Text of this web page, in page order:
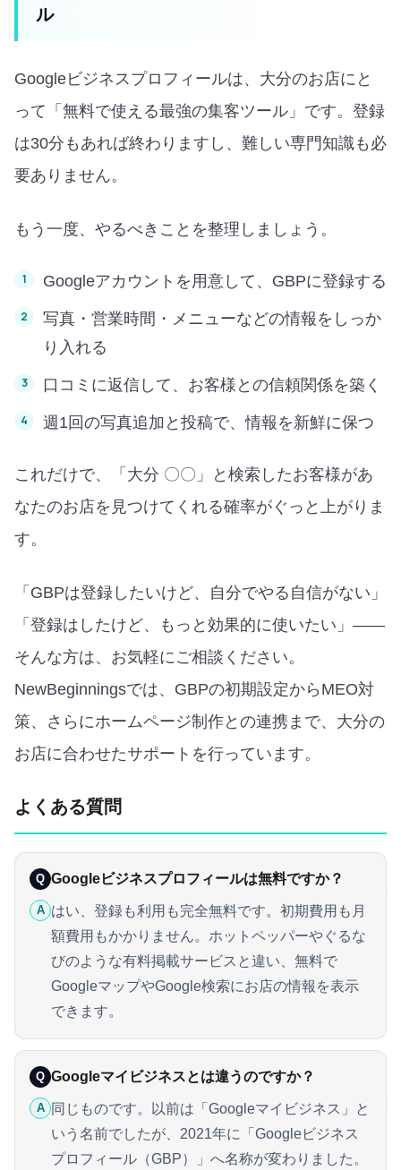
ル
Googleビジネスプロフィールは、大分のお店にと
って「無料で使える最強の集客ツール」です。登録
は30分もあれば終わりますし、難しい専門知識も必
要ありません。
もう一度、やるべきことを整理しましょう。
Googleアカウントを用意して、GBPに登録する
写真・営業時間・メニューなどの情報をしっか
り入れる
口コミに返信して、お客様との信頼関係を築く
週1回の写真追加と投稿で、情報を新鮮に保つ
これだけで、「大分 〇〇」と検索したお客様があ
なたのお店を見つけてくれる確率がぐっと上がりま
す。
「GBPは登録したいけど、自分でやる自信がない」
「登録はしたけど、もっと効果的に使いたい」——
そんな方は、お気軽にご相談ください。
NewBeginningsでは、GBPの初期設定からMEO対
策、さらにホームページ制作との連携まで、大分の
お店に合わせたサポートを行っています。
よくある質問
Q Googleビジネスプロフィールは無料ですか？
A はい、登録も利用も完全無料です。初期費用も月
額費用もかかりません。ホットペッパーやぐるな
びのような有料掲載サービスと違い、無料で
GoogleマップやGoogle検索にお店の情報を表示
できます。
Q Googleマイビジネスとは違うのですか？
A
同じものです。以前は「Googleマイビジネス」と
いう名前でしたが、2021年に「Googleビジネス
プロフィール（GBP）」へ名称が変わりました。